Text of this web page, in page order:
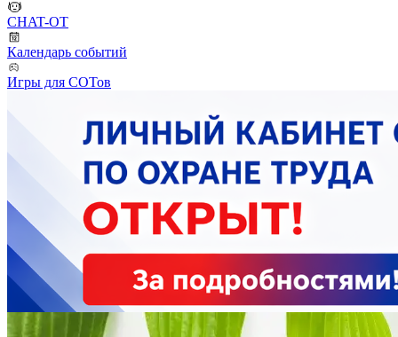
CHAT-OT
Календарь событий
Игры для СОТов